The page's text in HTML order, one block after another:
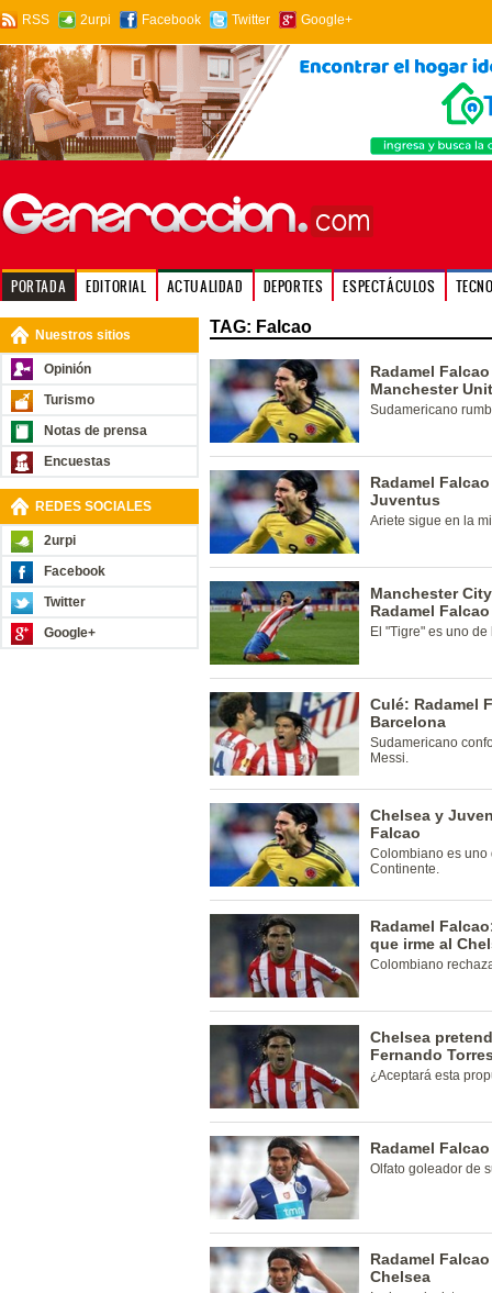
RSS 2urpi Facebook Twitter Google+
PORTADA EDITORIAL ACTUALIDAD DEPORTES ESPECTÁCULOS
Nuestros sitios
Opinión
Turismo
Notas de prensa
Encuestas
REDES SOCIALES
2urpi
Facebook
Twitter
Google+
TAG: Falcao
Radamel
Manchester
Sudamericano
Radamel
Juventus
Ariete sigue en la
Manchester
Radamel Falcao
El "Tigre" es uno
Culé: Radamel
Barcelona
Sudamericano
Messi.
Chelsea y
Falcao
Colombiano es uno
Continente.
Radamel
que irme al
Colombiano
Chelsea
Fernando
¿Aceptará esta
Radamel
Olfato goleador de
Radamel
Chelsea